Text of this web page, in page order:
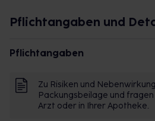
Pflichtangaben und
Pflichtangaben
Zu Risiken und
Packungsbeilage und fragen
Arzt oder in Ihrer Apotheke.